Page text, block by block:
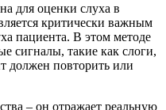
для оценки слуха в
критически важным
пациента. В этом методе
сигналы, такие как слоги,
должен повторить или
– он отражает реальную